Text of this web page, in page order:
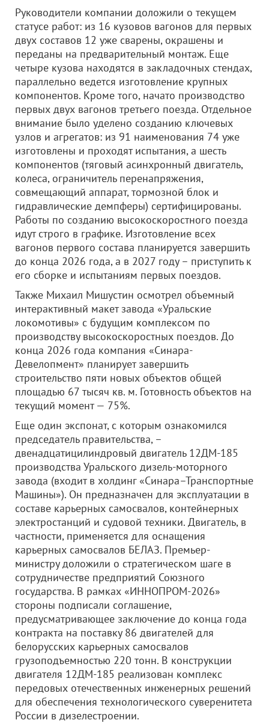
Руководители компании доложили о текущем
статусе работ: из 16 кузовов вагонов для первых
двух составов 12 уже сварены, окрашены и
переданы на предварительный монтаж. Еще
четыре кузова находятся в закладочных стендах,
параллельно ведется изготовление крупных
компонентов. Кроме того, начато производство
первых двух вагонов третьего поезда. Отдельное
внимание было уделено созданию ключевых
узлов и агрегатов: из 91 наименования 74 уже
изготовлены и проходят испытания, а шесть
компонентов (тяговый асинхронный двигатель,
колеса, ограничитель перенапряжения,
совмещающий аппарат, тормозной блок и
гидравлические демпферы) сертифицированы.
Работы по созданию высокоскоростного поезда
идут строго в графике. Изготовление всех
вагонов первого состава планируется завершить
до конца 2026 года, а в 2027 году – приступить к
его сборке и испытаниям первых поездов.
Также Михаил Мишустин осмотрел объемный
интерактивный макет завода «Уральские
локомотивы» с будущим комплексом по
производству высокоскоростных поездов. До
конца 2026 года компания «Синара-
Девелопмент» планирует завершить
строительство пяти новых объектов общей
площадью 67 тысяч кв. м. Готовность объектов на
текущий момент — 75%.
Еще один экспонат, с которым ознакомился
председатель правительства, –
двенадцатицилиндровый двигатель 12ДМ-185
производства Уральского дизель-моторного
завода (входит в холдинг «Синара–Транспортные
Машины»). Он предназначен для эксплуатации в
составе карьерных самосвалов, контейнерных
электростанций и судовой техники. Двигатель, в
частности, применяется для оснащения
карьерных самосвалов БЕЛАЗ. Премьер-
министру доложили о стратегическом шаге в
сотрудничестве предприятий Союзного
государства. В рамках «ИННОПРОМ-2026»
стороны подписали соглашение,
предусматривающее заключение до конца года
контракта на поставку 86 двигателей для
белорусских карьерных самосвалов
грузоподъемностью 220 тонн. В конструкции
двигателя 12ДМ-185 реализован комплекс
передовых отечественных инженерных решений
для обеспечения технологического суверенитета
России в дизелестроении.